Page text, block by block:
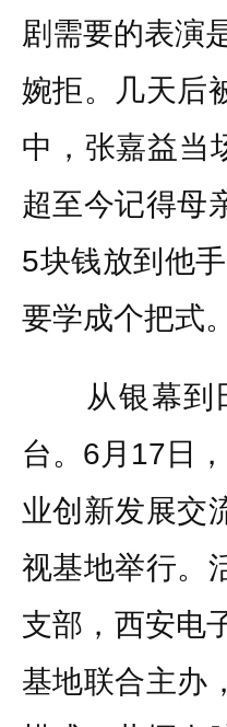
剧需要的表演
婉拒。几天后
中，张嘉益当
超至今记得母
5块钱放到他
要学成个把式
从银幕到田
台。6月17日
业创新发展交
视基地举行。
支部，西安电
基地联合主办